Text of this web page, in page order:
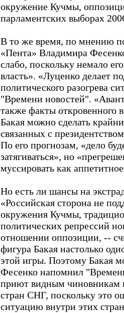
окружение Кучмы,
парламентских выборах
В то же время, по мнению
«Пента» Владимира
слабо, поскольку немало
власть». «Луценко делает
политического разогрева
"Времени новостей".
также факты откровенного
Бакая можно сделать
связанных с
По его прогнозам, «дело
затягиваться», но
муссировать как
Но есть ли шансы на
«Российская сторона не
окружения Кучмы,
политических репрессий
отношении оппозиции, --
фигура Бакая настолько
этой игры. Поэтому Бакая
Фесенко напомнил
приют видным чиновникам
стран СНГ, поскольку это
ситуацию внутри этих